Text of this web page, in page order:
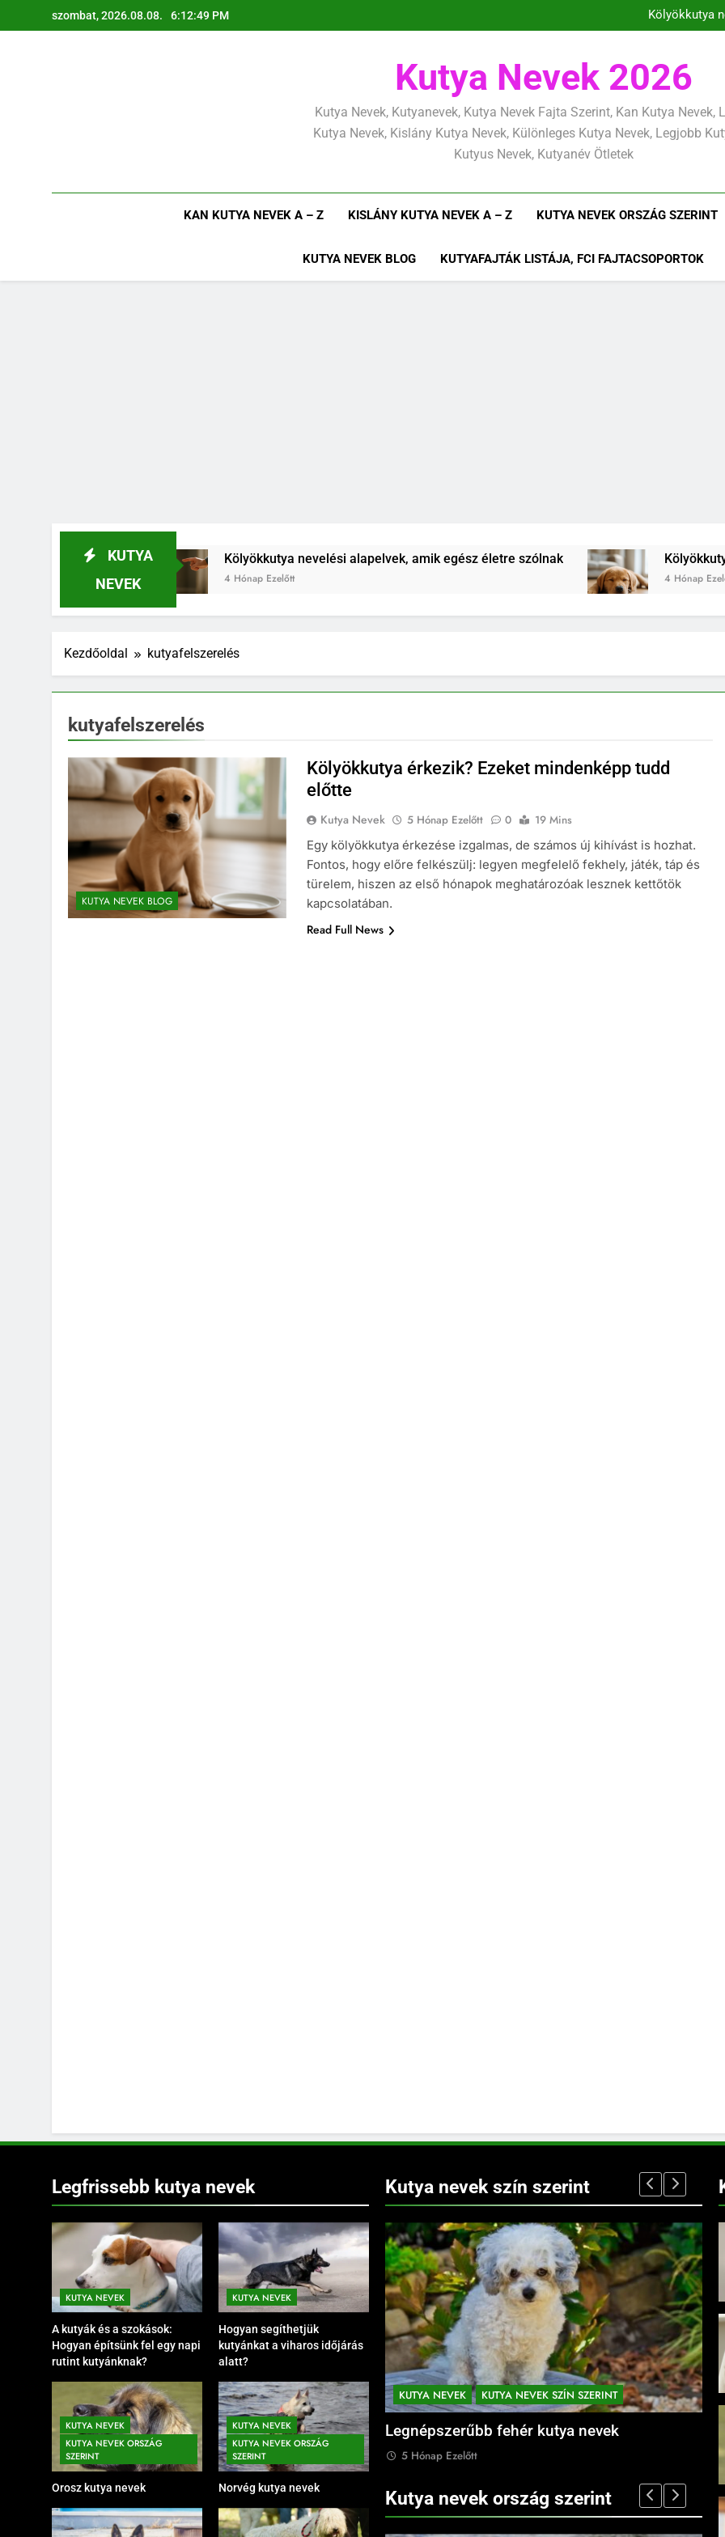
a
szombat, 2026.08.08. 6:12:50 PM
Kölyökkutya
Kölyökkutya
Kutya Nevek 2026
Kutya Nevek, Kutyanevek, Kutya Nevek Fajta Szerint, Kan Kutya Nevek,
Kutya Nevek, Kislány Kutya Nevek, Különleges Kutya Nevek, Legjobb
Kutyus Nevek, Kutyanév Ötletek
KAN KUTYA NEVEK A – Z KISLÁNY KUTYA NEVEK A – Z KUTYA NEVEK ORSZÁG SZERINT
KUTYA NEVEK BLOG KUTYAFAJTÁK LISTÁJA, FCI FAJTACSOPORTOK
KUTYA
NEVEK
Kölyökkutya nevelési alapelvek, amik egész életre szólnak
4 Hónap Ezelőtt
Kölyökkutya
4 Hónap Ezelőtt
Kezdőoldal kutyafelszerelés
kutyafelszerelés
KUTYA NEVEK BLOG
Kölyökkutya érkezik? Ezeket mindenképp tudd
előtte
Kutya Nevek 5 Hónap Ezelőtt 0
19 Mins
Egy kölyökkutya érkezése izgalmas, de számos új kihívást is hozhat.
Fontos, hogy előre felkészülj: legyen megfelelő fekhely, játék, táp és
türelem, hiszen az első hónapok meghatározóak lesznek kettőtök
kapcsolatában.
Read Full News
Legfrissebb kutya nevek
KUTYA NEVEK
A kutyák és a szokások:
Hogyan építsünk fel egy napi
rutint kutyánknak?
KUTYA NEVEK
Hogyan segíthetjük
kutyánkat a viharos időjárás
alatt?
KUTYA NEVEK
KUTYA NEVEK ORSZÁG
SZERINT
Orosz kutya nevek
KUTYA NEVEK
KUTYA NEVEK ORSZÁG
SZERINT
Norvég kutya nevek
Kutya nevek szín szerint
KUTYA NEVEK KUTYA NEVEK SZÍN SZERINT
Barna kutya nevek
5 Hónap Ezelőtt
KUTYA NEVEK KUTYA NEVEK SZÍN SZERINT
Legnépszerűbb fehér kutya nevek
5 Hónap Ezelőtt
Kutya nevek ország szerint